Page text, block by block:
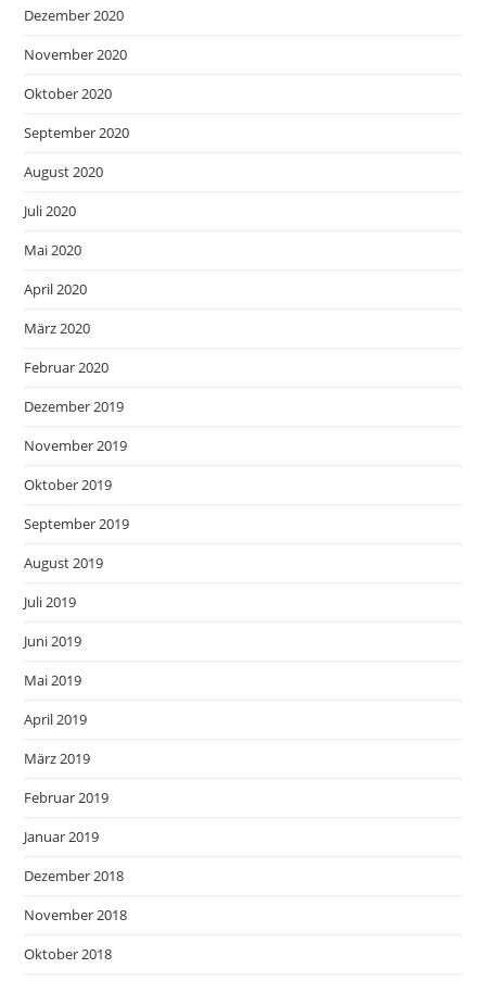
Dezember 2020
November 2020
Oktober 2020
September 2020
August 2020
Juli 2020
Mai 2020
April 2020
März 2020
Februar 2020
Dezember 2019
November 2019
Oktober 2019
September 2019
August 2019
Juli 2019
Juni 2019
Mai 2019
April 2019
März 2019
Februar 2019
Januar 2019
Dezember 2018
November 2018
Oktober 2018